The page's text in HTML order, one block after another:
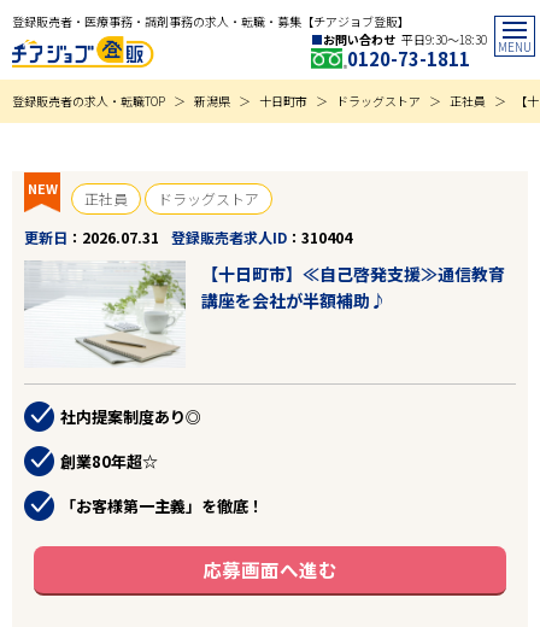
登録販売者・医療事務・調剤事務の求人・転職・募集【チアジョブ登販】
お問い合わせ 平日9:30〜18:30
0120-73-1811
登録販売者の求人・転職TOP 新潟県 十日町市 ドラッグストア 正社員 【
NEW 正社員
ドラッグストア
更新日
2026.07.31 登録販売者求人ID 310404
【十日町市】≪自己啓発支援≫通信教育
講座を会社が半額補助♪
社内提案制度あり◎
創業80年超☆
「お客様第一主義」を徹底！
応募画面へ進む